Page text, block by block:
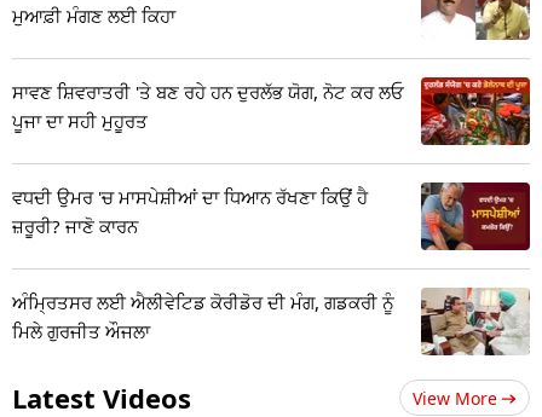
ਮੁਆਫ਼ੀ ਮੰਗਣ ਲਈ ਕਿਹਾ
ਸਾਵਣ ਸ਼ਿਵਰਾਤਰੀ 'ਤੇ ਬਣ ਰਹੇ ਹਨ ਦੁਰਲੱਭ ਯੋਗ, ਨੋਟ ਕਰ ਲਓ
ਪੂਜਾ ਦਾ ਸਹੀ ਮੁਹੂਰਤ
ਵਧਦੀ ਉਮਰ 'ਚ ਮਾਸਪੇਸ਼ੀਆਂ ਦਾ ਧਿਆਨ ਰੱਖਣਾ ਕਿਉਂ ਹੈ
ਜ਼ਰੂਰੀ? ਜਾਣੋ ਕਾਰਨ
ਅੰਮ੍ਰਿਤਸਰ ਲਈ ਐਲੀਵੇਟਿਡ ਕੋਰੀਡੋਰ ਦੀ ਮੰਗ, ਗਡਕਰੀ ਨੂੰ
ਮਿਲੇ ਗੁਰਜੀਤ ਔਜਲਾ
Latest Videos View More